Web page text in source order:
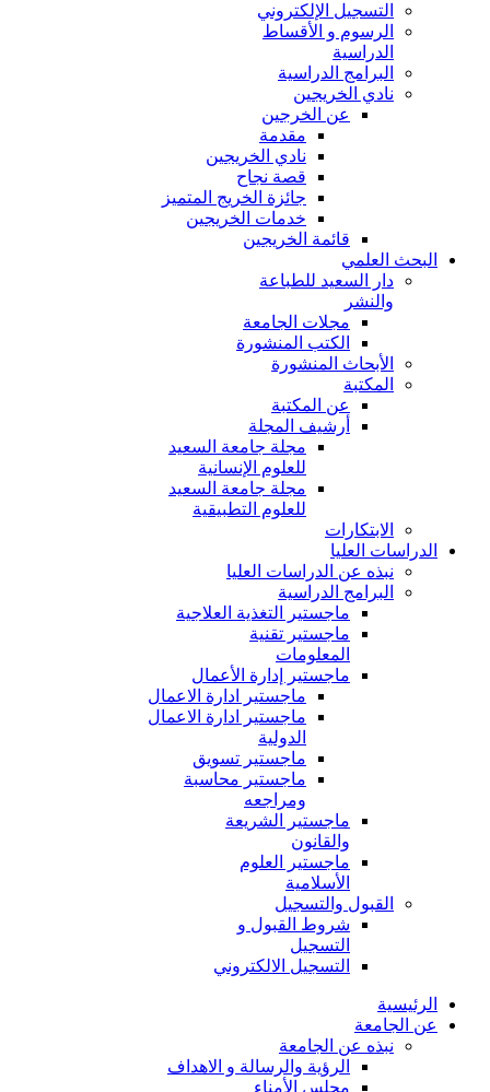
التسجيل الإلكتروني
الرسوم و الأقساط
الدراسية
البرامج الدراسية
نادي الخريجين
عن الخرجين
مقدمة
نادي الخريجين
قصة نجاح
جائزة الخريج المتميز
خدمات الخريجين
قائمة الخريجين
البحث العلمي
دار السعيد للطباعة
والنشر
مجلات الجامعة
الكتب المنشورة
الأبحاث المنشورة
المكتبة
عن المكتبة
أرشيف المجلة
مجلة جامعة السعيد
للعلوم الإنسانية
مجلة جامعة السعيد
للعلوم التطبيقية
الابتكارات
الدراسات العليا
نبذه عن الدراسات العليا
البرامج الدراسية
ماجستير التغذية العلاجية
ماجستير تقنية
المعلومات
ماجستير إدارة الأعمال
ماجستير ادارة الاعمال
ماجستير ادارة الاعمال
الدولية
ماجستير تسويق
ماجستير محاسبة
ومراجعه
ماجستير الشريعة
والقانون
ماجستير العلوم
الأسلامية
القبول والتسجيل
شروط القبول و
التسجيل
التسجيل الالكتروني
الرئيسية
عن الجامعة
نبذه عن الجامعة
الرؤية والرسالة و الاهداف
مجلس الأمناء